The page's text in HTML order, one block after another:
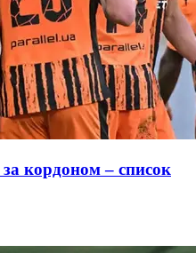
кордоном – список